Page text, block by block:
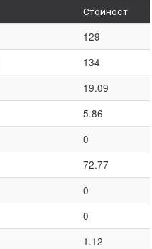
Стойност
129
134
19.09
5.86
0
72.77
0
0
1.12